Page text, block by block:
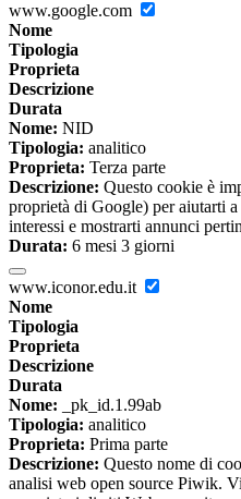
www.google.com
Nome
Tipologia
Proprieta
Descrizione
Durata
Nome: NID
Tipologia: analitico
Proprieta: Terza parte
Descrizione: Questo cookie è
proprietà di Google) per aiutarti
interessi e mostrarti annunci
Durata: 6 mesi 3 giorni
www.iconor.edu.it
Nome
Tipologia
Proprieta
Descrizione
Durata
Nome: _pk_id.1.99ab
Tipologia: analitico
Proprieta: Prima parte
Descrizione: Questo nome di
analisi web open source Piwik.